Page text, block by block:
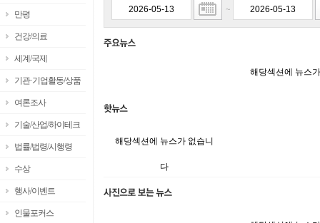
만평
건강/의료
세계/국제
기관·기업활동/상품
여론조사
기술/산업/하이테크
법률/법령/시행령
수상
행사/이벤트
인물포커스
~
해당섹션에 뉴스
해당섹션에 뉴스가 없습니
다